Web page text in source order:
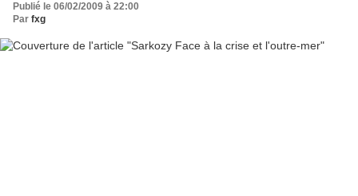
Publié le 06/02/2009 à 22:00
Par fxg